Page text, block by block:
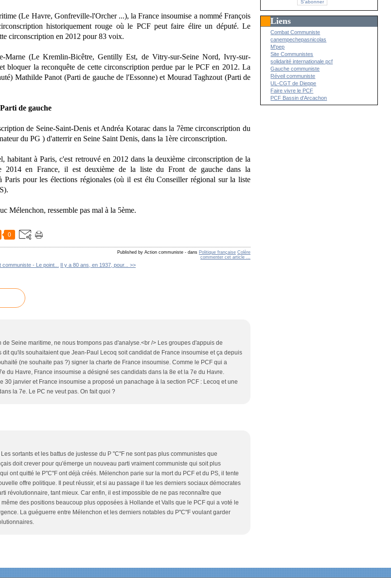
(Le Havre, Gonfreville-l'Orcher ...), la France insoumise a nommé François
historiquement rouge où le PCF peut faire élire un député. Le
circonscription en 2012 pour 83 voix.
Marne (Le Kremlin-Bicêtre, Gentilly Est, de Vitry-sur-Seine Nord, Ivry-sur-
bloquer la reconquête de cette circonscription perdue par le PCF en 2012. La
Mathilde Panot (Parti de gauche de l'Essonne) et Mourad Taghzout (Parti de
de gauche
de Seine-Saint-Denis et Andréa Kotarac dans la 7ème circonscription du
du PG ) d'atterrir en Seine Saint Denis, dans la 1ère circonscription.
habitant à Paris, c'est retrouvé en 2012 dans la deuxième circonscription de la
2014 en France, il est deuxième de la liste du Front de gauche dans la
pour les élections régionales (où il est élu Conseiller régional sur la liste
Mélenchon, ressemble pas mal à la 5ème.
0
Published by Action communiste - dans Politique française Colère
commenter cet article
communiste - Le point... Il y a 80 ans, en 1937, pour... >>
Seine maritime, ne nous trompons pas d'analyse.<br /> Les groupes d'appuis de
dit qu'ils souhaitaient que Jean-Paul Lecoq soit candidat de France insoumise et ça depuis
(ne souhaite pas ?) signer la charte de France insoumise. Comme le PCF qui a
du Havre, France insoumise a désigné ses candidats dans la 8e et la 7e du Havre.
30 janvier et France insoumise a proposé un panachage à la section PCF : Lecoq et une
la 7e. Le PC ne veut pas. On fait quoi ?
sortants et les battus de justesse du P "C"F ne sont pas plus communistes que
doit crever pour qu'émerge un nouveau parti vraiment communiste qui soit plus
ont quitté le P"C"F ont déjà créés. Mélenchon parie sur la mort du PCF et du PS, il tente
offre politique. Il peut réussir, et si au passage il tue les derniers sociaux démocrates
révolutionnaire, tant mieux. Car enfin, il est impossible de ne pas reconnaître que
des positions beaucoup plus opposées à Hollande et Valls que le PCF qui a voté le
La guéguerre entre Mélenchon et les derniers notables du P"C"F voulant garder
Liens
Combat Communiste
canempechepasnicolas
M'pep
Site Communistes
solidarité internationale pcf
Gauche communiste
Réveil communiste
UL-CGT de Dieppe
Faire vivre le PCF
PCF Bassin d'Arcachon